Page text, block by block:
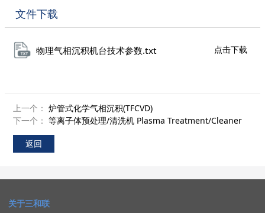
文件下载
物理气相沉积机台技术参数.txt 点击下载
上一个： 炉管式化学气相沉积(TFCVD)
下一个： 等离子体预处理/清洗机 Plasma Treatment/Cleaner
返回
关于三和联